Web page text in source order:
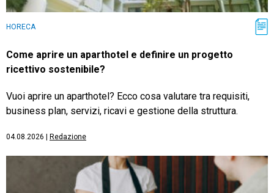
HORECA
Come aprire un aparthotel e definire un progetto
ricettivo sostenibile?
Vuoi aprire un aparthotel? Ecco cosa valutare tra requisiti,
business plan, servizi, ricavi e gestione della struttura.
04.08.2026 Redazione